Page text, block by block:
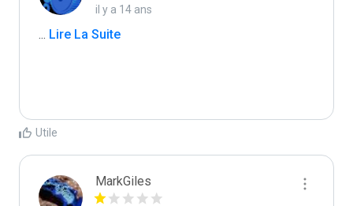
il y a 14 ans
... Lire La Suite
Utile
MarkGiles